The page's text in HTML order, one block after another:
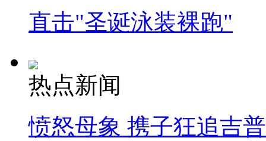
直击"圣诞泳装裸跑"
热点新闻
愤怒母象 携子狂追吉